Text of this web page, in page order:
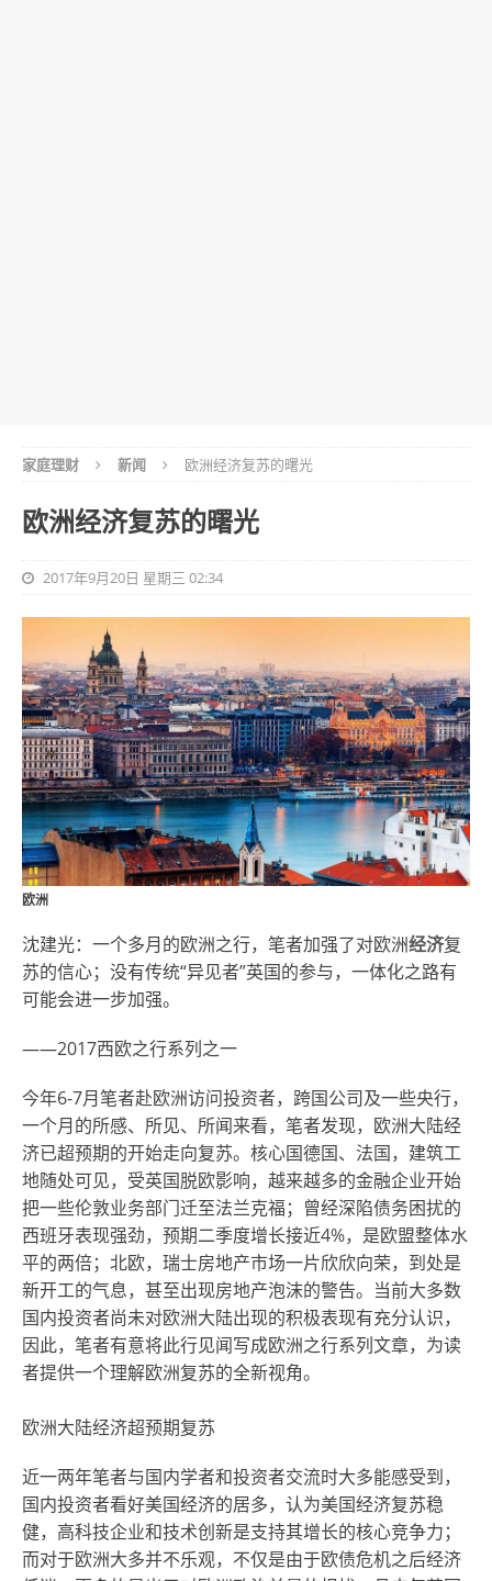
家庭理财 新闻 欧洲经济复苏的曙光
欧洲经济复苏的曙光
2017年9月20日 星期三 02:34
欧洲
沈建光：一个多月的欧洲之行，笔者加强了对欧洲经济复
苏的信心；没有传统“异见者”英国的参与，一体化之路有
可能会进一步加强。
——2017西欧之行系列之一
今年6-7月笔者赴欧洲访问投资者，跨国公司及一些央行，
一个月的所感、所见、所闻来看，笔者发现，欧洲大陆经
济已超预期的开始走向复苏。核心国德国、法国，建筑工
地随处可见，受英国脱欧影响，越来越多的金融企业开始
把一些伦敦业务部门迁至法兰克福；曾经深陷债务困扰的
西班牙表现强劲，预期二季度增长接近4%，是欧盟整体水
平的两倍；北欧，瑞士房地产市场一片欣欣向荣，到处是
新开工的气息，甚至出现房地产泡沫的警告。当前大多数
国内投资者尚未对欧洲大陆出现的积极表现有充分认识，
因此，笔者有意将此行见闻写成欧洲之行系列文章，为读
者提供一个理解欧洲复苏的全新视角。
欧洲大陆经济超预期复苏
近一两年笔者与国内学者和投资者交流时大多能感受到，
国内投资者看好美国经济的居多，认为美国经济复苏稳
健，高科技企业和技术创新是支持其增长的核心竞争力；
而对于欧洲大多并不乐观，不仅是由于欧债危机之后经济